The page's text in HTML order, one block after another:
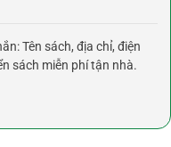
Tên sách, địa chỉ, điện
sách miễn phí tận nhà.